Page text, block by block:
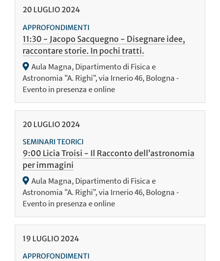
20 LUGLIO 2024
APPROFONDIMENTI
11:30 - Jacopo Sacquegno - Disegnare idee,
raccontare storie. In pochi tratti.
Aula Magna, Dipartimento di Fisica e
Astronomia "A. Righi", via Irnerio 46, Bologna -
Evento in presenza e online
20 LUGLIO 2024
SEMINARI TEORICI
9:00 Licia Troisi - Il Racconto dell’astronomia
per immagini
Aula Magna, Dipartimento di Fisica e
Astronomia "A. Righi", via Irnerio 46, Bologna -
Evento in presenza e online
19 LUGLIO 2024
APPROFONDIMENTI